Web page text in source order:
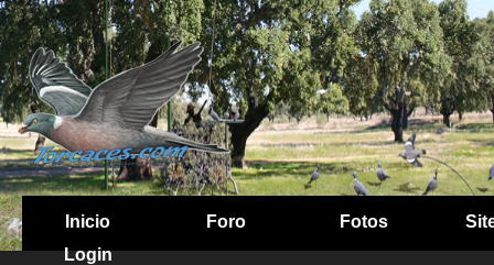
Inicio Foro Fotos
Login